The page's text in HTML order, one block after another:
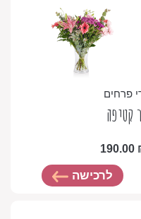
פרחים
קטיפה
190.00
לרכישה